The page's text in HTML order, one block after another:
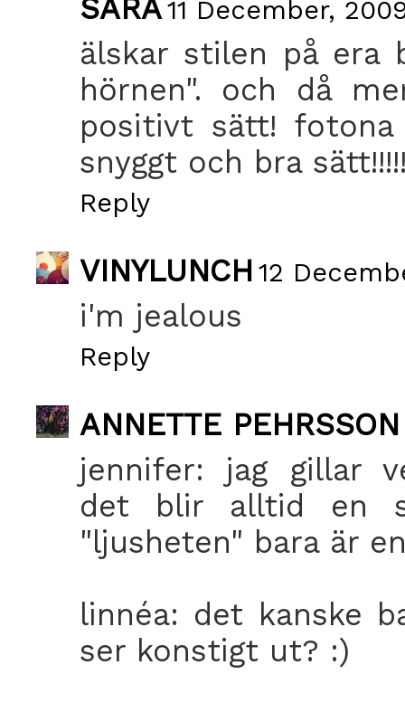
SARA11 December,
älskar stilen på era
hörnen". och då
positivt sätt!
snyggt och bra
Reply
VINYLUNCH 12
i'm jealous
Reply
ANNETTE PEHRSSON
jennifer: jag gillar
det blir alltid en
"ljusheten" bara är
linnéa: det kanske
ser konstigt ut? :)